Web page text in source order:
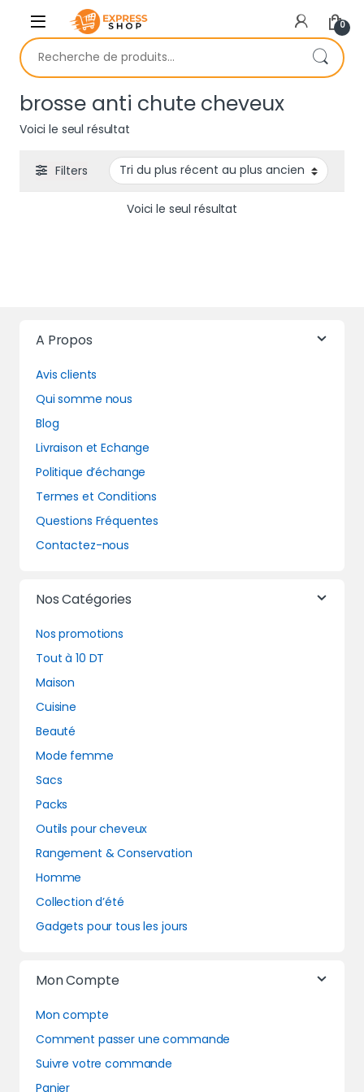
Skip to navigation
Skip to content
0
Recherche pour :
brosse anti chute cheveux
Voici le seul résultat
Filters
Voici le seul résultat
A Propos
Avis clients
Qui somme nous
Blog
Livraison et Echange
Politique d’échange
Termes et Conditions
Questions Fréquentes
Contactez-nous
Nos Catégories
Nos promotions
Tout à 10 DT
Maison
Cuisine
Beauté
Mode femme
Sacs
Packs
Outils pour cheveux
Rangement & Conservation
Homme
Collection d’été
Gadgets pour tous les jours
Mon Compte
Mon compte
Comment passer une commande
Suivre votre commande
Panier